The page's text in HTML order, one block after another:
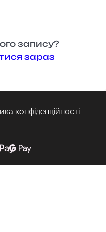
запису?
зараз
конфіденційності